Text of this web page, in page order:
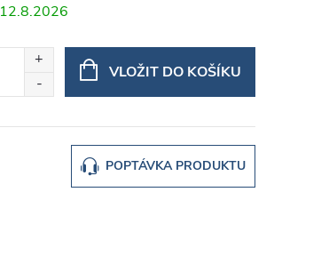
12.8.2026
VLOŽIT DO KOŠÍKU
POPTÁVKA PRODUKTU